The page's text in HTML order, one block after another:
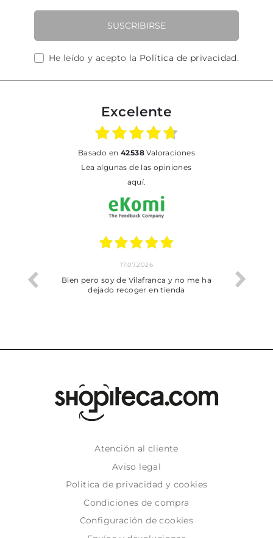
SUSCRIBIRSE
He leído y acepto la Política de privacidad.
Excelente
basado en 42538Valoraciones
Lea algunas de las opiniones
aquí.
trobat
17.07.2026
Bien pero soy de Vilafranca y no me ha
dejado recoger en tienda
Atención al cliente
Aviso legal
Politica de privacidad y cookies
Condiciones de compra
Configuración de cookies